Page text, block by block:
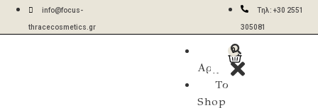
info@focus-
thracecosmetics.gr
Aποστολές σε 2-
5 ημέρες με ACS
Τηλ: +30 2551
305081
Αρχική
Το
Shop
0